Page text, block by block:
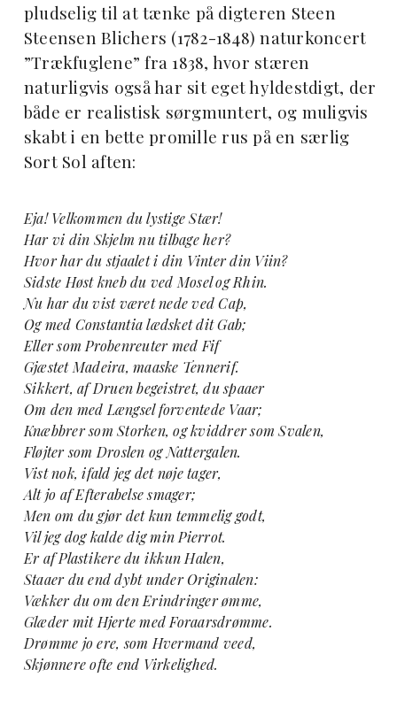
pludselig til at tænke på digteren Steen
Steensen Blichers (1782-1848) naturkoncert
”Trækfuglene” fra 1838, hvor stæren
naturligvis også har sit eget hyldestdigt, der
både er realistisk sørgmuntert, og muligvis
skabt i en bette promille rus på en særlig
Sort Sol aften:
Eja! Velkommen du lystige Stær!
Har vi din Skjelm nu tilbage her?
Hvor har du stjaalet i din Vinter din Viin?
Sidste Høst kneb du ved Mosel og Rhin.
Nu har du vist været nede ved Cap,
Og med Constantia lædsket dit Gab;
Eller som Probenreuter med Fif
Gjæstet Madeira, maaske Tennerif.
Sikkert, af Druen begeistret, du spaaer
Om den med Længsel forventede Vaar;
Knæbbrer som Storken, og kviddrer som Svalen,
Fløjter som Droslen og Nattergalen.
Vist nok, ifald jeg det nøje tager,
Alt jo af Efterabelse smager;
Men om du gjør det kun temmelig godt,
Vil jeg dog kalde dig min Pierrot.
Er af Plastikere du ikkun Halen,
Staaer du end dybt under Originalen:
Vækker du om den Erindringer ømme,
Glæder mit Hjerte med Foraarsdrømme.
Drømme jo ere, som Hvermand veed,
Skjønnere ofte end Virkelighed.